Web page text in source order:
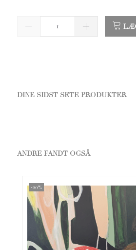
DINE SIDST SETE PRODUKTER
ANDRE FANDT OGSÅ
-20%